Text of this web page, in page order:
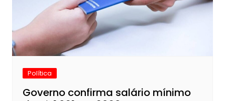
Política
Governo confirma salário mínimo